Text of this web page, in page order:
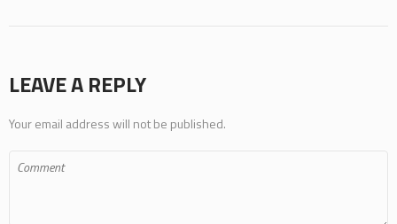
LEAVE A REPLY
Your email address will not be published.